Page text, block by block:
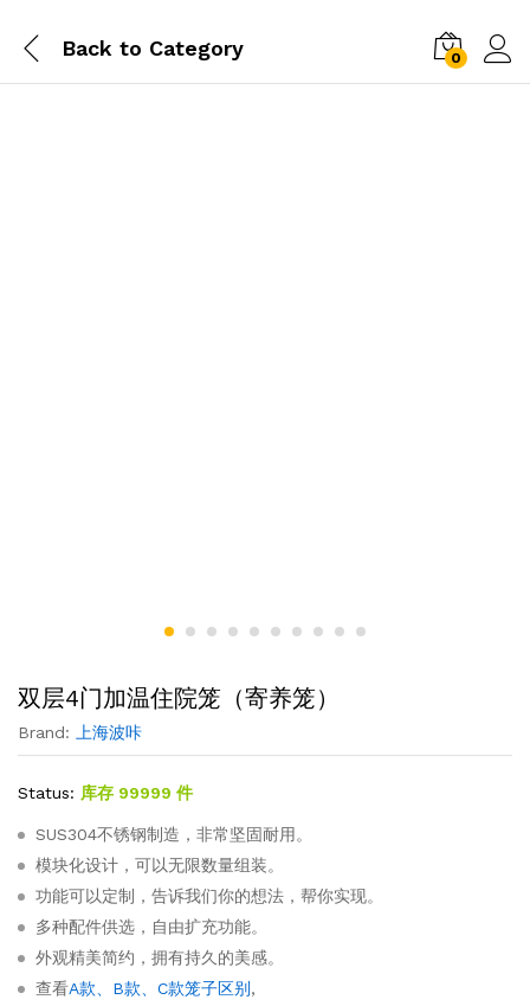
Back to Category 0
双层4门加温住院笼（寄养笼）
Brand: 上海波咔
Status: 库存 99999 件
SUS304不锈钢制造，非常坚固耐用。
模块化设计，可以无限数量组装。
功能可以定制，告诉我们你的想法，帮你实现。
多种配件供选，自由扩充功能。
外观精美简约，拥有持久的美感。
查看A款、B款、C款笼子区别 ,